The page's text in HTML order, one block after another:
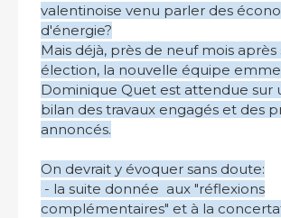
valentinoise venu parler des
d'énergie?
Mais déjà, près de neuf mois après
élection, la nouvelle équipe
Dominique Quet est attendue sur
bilan des travaux engagés et des
annoncés.
On devrait y évoquer sans doute:
- la suite donnée aux "réflexions
complémentaires" et à la